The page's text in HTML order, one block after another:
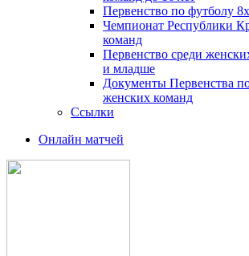
Первенство по футболу
Чемпионат Республики
команд
Первенство среди
и младше
Документы Первенства
женских команд
Ссылки
Онлайн матчей